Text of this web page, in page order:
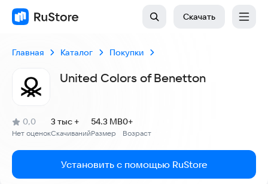
Скачать
Главная Каталог Покупки
United Colors of Benetton
Рейтинг:
0,0
(
Нет оценок
)
Скачиваний
3 тыс +
Размер
54.3 MB
Возраст
0+
Установить с помощью RuStore